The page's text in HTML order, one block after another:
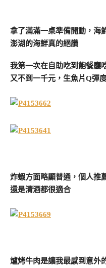
拿了滿滿一桌準備開動，海
澎湖的海鮮真的絕讚
我第一次在自助吃到飽餐廳
又不到一千元，生魚片Q彈
炸蝦方面略顯普通，個人推
還是清酒都很適合
爐烤牛肉是讓我最感到意外